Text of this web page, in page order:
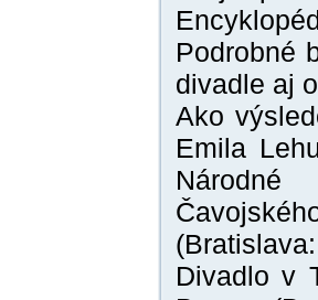
Podrobné
divadle aj
Ako
Emila
Národné
Divadlo v